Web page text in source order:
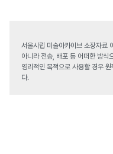
서울시립 미술아카이브 소장자료
아니라 전송, 배포 등 어떠한 방식
영리적인 목적으로 사용할 경우
다.